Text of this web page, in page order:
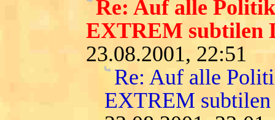
Re: Auf alle
EXTREM subtilen
23.08.2001, 22:51
Re: Auf alle
EXTREM